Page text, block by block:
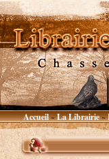
Accueil~La Librairie~